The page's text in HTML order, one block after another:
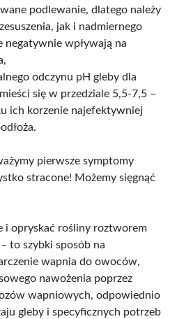
podlewanie, dlatego należy
jak i nadmiernego
negatywnie wpływają na
odczynu pH gleby dla
się w przedziale 5,5-7,5 –
ich korzenie najefektywniej
pierwsze symptomy
stracone! Możemy sięgnąć
i opryskać rośliny roztworem
to szybki sposób na
wapnia do owoców,
nawożenia poprzez
wapniowych, odpowiednio
gleby i specyficznych potrzeb